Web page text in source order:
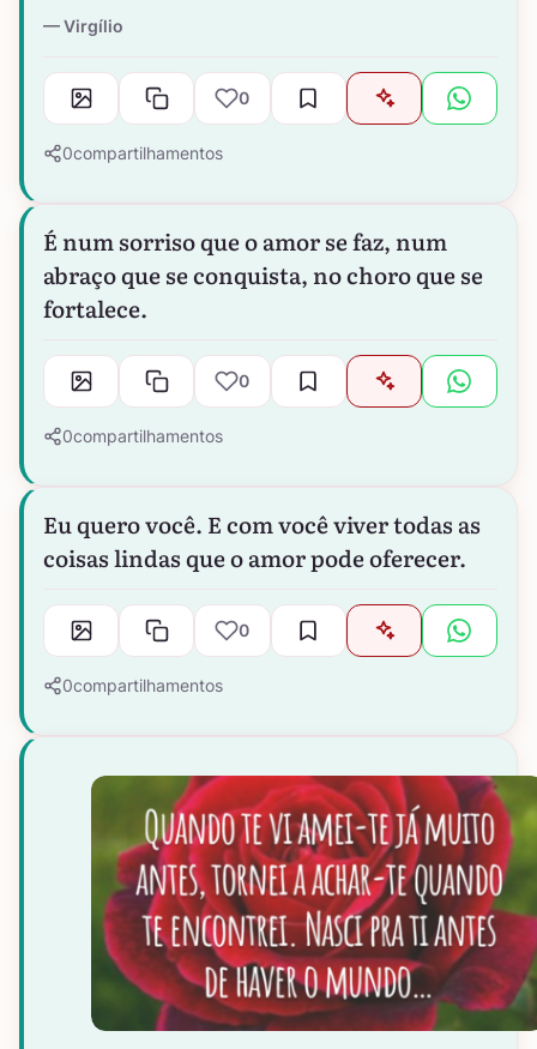
Virgílio
0
0compartilhamentos
É num sorriso que o amor se faz, num
abraço que se conquista, no choro que se
fortalece.
0
0compartilhamentos
Eu quero você. E com você viver todas as
coisas lindas que o amor pode oferecer.
0
0compartilhamentos